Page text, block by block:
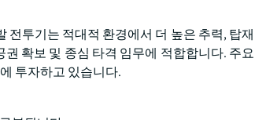
전투기는 적대적 환경에서 더 높은 추력, 탑재
확보 및 종심 타격 임무에 적합합니다. 주요
투자하고 있습니다.